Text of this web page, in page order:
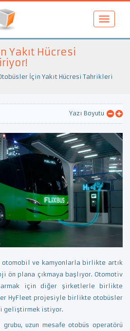
Yakıt Hücresi
İçin Yakıt Hücresi Tahrikleri
Yazı Boyutu
otomobil ve kamyonlarla birlikte artık
ön plana çıkmaya başlıyor. Otomotiv
için diğer şirketlerle birlikte
HyFleet projesiyle birlikte otobüsler
geliştirmek istiyor.
grubu, uzun mesafe otobüs operatörü